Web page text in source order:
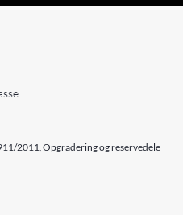
2011,Opgradering og reservedele